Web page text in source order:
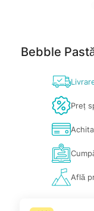
Bebble
Preț
Află